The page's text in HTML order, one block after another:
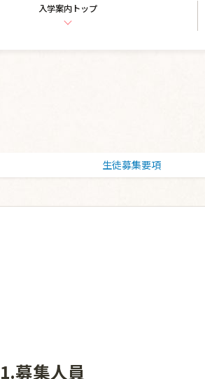
入学案内 トップ
生徒募集要項
1.募集人員